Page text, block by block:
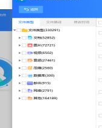
全覆盖
精确查
寻丢
选查找